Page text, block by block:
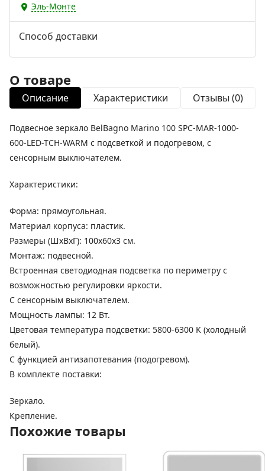
Эль-Монте
Способ доставки
О товаре
Описание Характеристики Отзывы (0)
Подвесное зеркало BelBagno Marino 100 SPC-MAR-1000-
600-LED-TCH-WARM с подсветкой и подогревом, с
сенсорным выключателем.
Характеристики:
Форма: прямоугольная.
Материал корпуса: пластик.
Размеры (ШхВхГ): 100х60х3 см.
Монтаж: подвесной.
Встроенная светодиодная подсветка по периметру с
возможностью регулировки яркости.
С сенсорным выключателем.
Мощность лампы: 12 Вт.
Цветовая температура подсветки: 5800-6300 K (холодный
белый).
С функцией антизапотевания (подогревом).
В комплекте поставки:
Зеркало.
Крепление.
Похожие товары